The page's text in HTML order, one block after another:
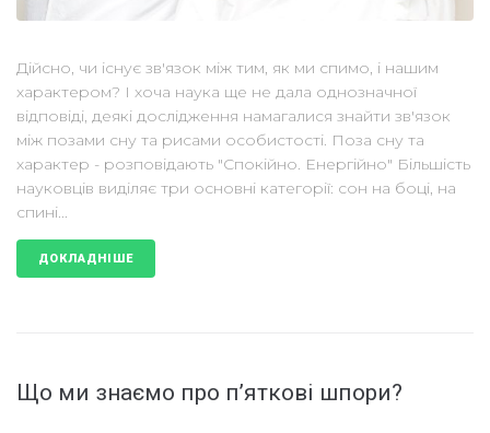
Дійсно, чи існує зв'язок між тим, як ми спимо, і нашим
характером? І хоча наука ще не дала однозначної
відповіді, деякі дослідження намагалися знайти зв'язок
між позами сну та рисами особистості. Поза сну та
характер - розповідають "Спокійно. Енергійно" Більшість
науковців виділяє три основні категорії: сон на боці, на
спині...
ДОКЛАДНІШЕ
Що ми знаємо про п’яткові шпори?